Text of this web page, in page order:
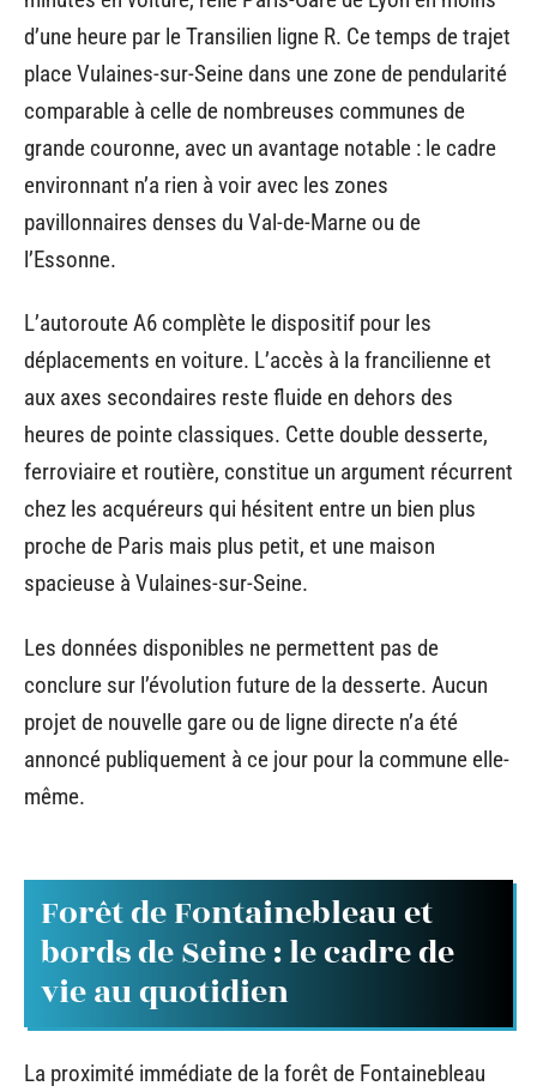
d’une heure par le Transilien ligne R. Ce temps de trajet
place Vulaines-sur-Seine dans une zone de pendularité
comparable à celle de nombreuses communes de
grande couronne, avec un avantage notable : le cadre
environnant n’a rien à voir avec les zones
pavillonnaires denses du Val-de-Marne ou de
l’Essonne.
L’autoroute A6 complète le dispositif pour les
déplacements en voiture. L’accès à la francilienne et
aux axes secondaires reste fluide en dehors des
heures de pointe classiques. Cette double desserte,
ferroviaire et routière, constitue un argument récurrent
chez les acquéreurs qui hésitent entre un bien plus
proche de Paris mais plus petit, et une maison
spacieuse à Vulaines-sur-Seine.
Les données disponibles ne permettent pas de
conclure sur l’évolution future de la desserte. Aucun
projet de nouvelle gare ou de ligne directe n’a été
annoncé publiquement à ce jour pour la commune elle-
même.
Forêt de Fontainebleau et
bords de Seine : le cadre de
vie au quotidien
La proximité immédiate de la forêt de Fontainebleau